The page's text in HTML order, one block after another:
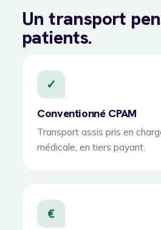
Un transport
patients.
✓
Conventionné CPAM
Transport assis pris en
médicale, en tiers payant.
€